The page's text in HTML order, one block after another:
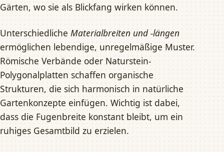
Gärten, wo sie als Blickfang wirken können.
Unterschiedliche Materialbreiten und -längen
ermöglichen lebendige, unregelmäßige Muster.
Römische Verbände oder Naturstein-
Polygonalplatten schaffen organische
Strukturen, die sich harmonisch in natürliche
Gartenkonzepte einfügen. Wichtig ist dabei,
dass die Fugenbreite konstant bleibt, um ein
ruhiges Gesamtbild zu erzielen.